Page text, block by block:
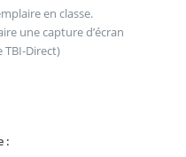
en classe.
une capture d’écran
TBI-Direct)
: